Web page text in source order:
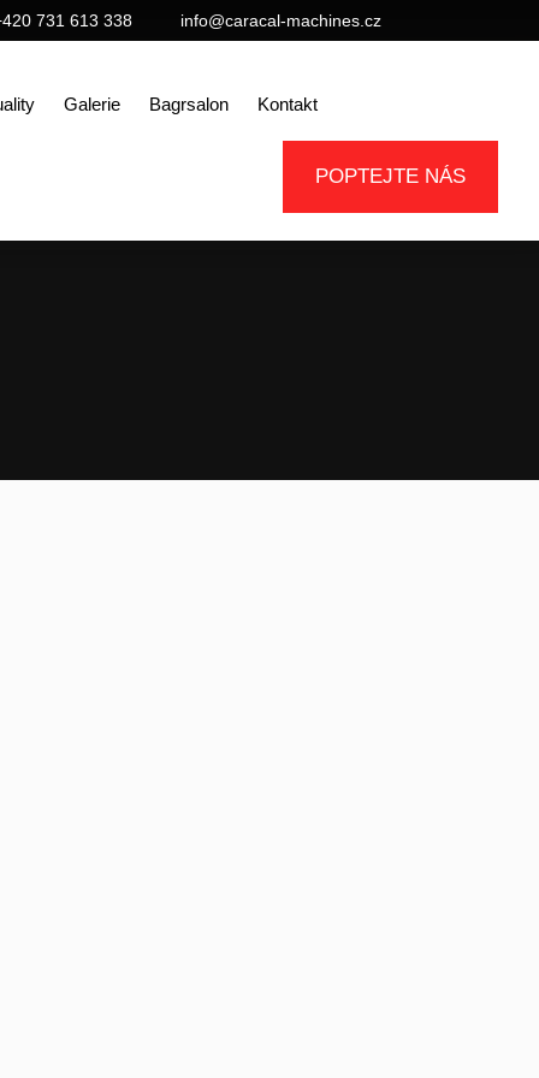
731 613 338 info@caracal-machines.cz
Galerie Bagrsalon Kontakt
POPTEJTE NÁS